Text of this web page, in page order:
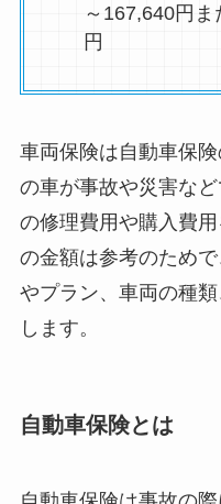
～167,640円
円
車両保険は自動車保
の車が事故や災害な
の修理費用や購入費
の金額は参考のため
やプラン、車両の種
します。
自動車保険とは